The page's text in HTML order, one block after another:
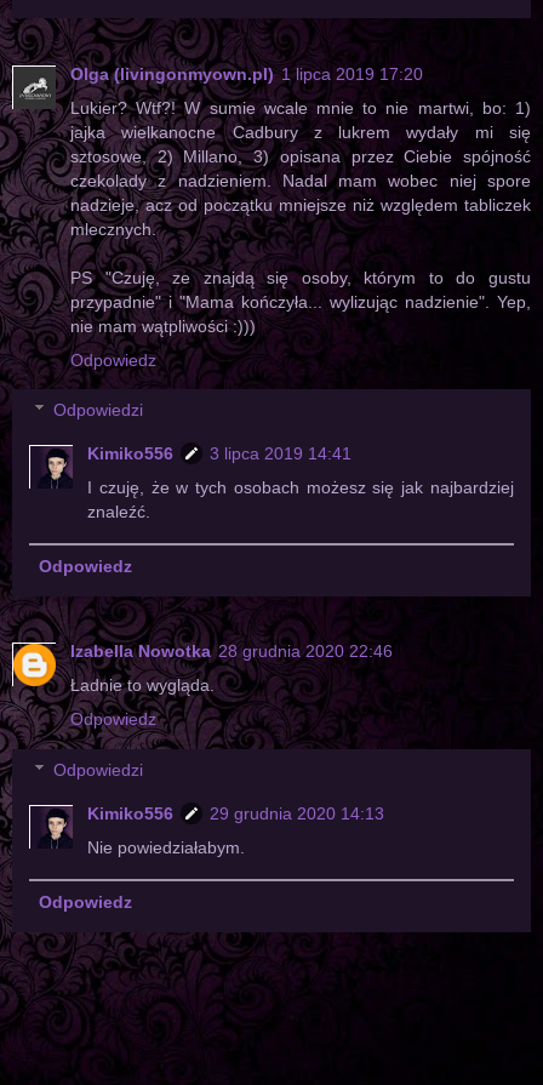
Olga (livingonmyown.pl) 1 lipca 2019 17:20
Lukier? Wtf?! W sumie wcale mnie to nie martwi, bo: 1)
jajka wielkanocne Cadbury z lukrem wydały mi się
sztosowe, 2) Millano, 3) opisana przez Ciebie spójność
czekolady z nadzieniem. Nadal mam wobec niej spore
nadzieje, acz od początku mniejsze niż względem tabliczek
mlecznych.
PS "Czuję, ze znajdą się osoby, którym to do gustu
przypadnie" i "Mama kończyła... wylizując nadzienie". Yep,
nie mam wątpliwości :)))
Odpowiedz
Odpowiedzi
Kimiko556
3 lipca 2019 14:41
I czuję, że w tych osobach możesz się jak najbardziej
znaleźć.
Odpowiedz
Izabella Nowotka 28 grudnia 2020 22:46
Ładnie to wygląda.
Odpowiedz
Odpowiedzi
Kimiko556
29 grudnia 2020 14:13
Nie powiedziałabym.
Odpowiedz